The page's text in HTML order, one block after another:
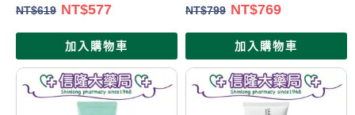
NT$619 NT$577
加入購物車
NT$799 NT$769
加入購物車